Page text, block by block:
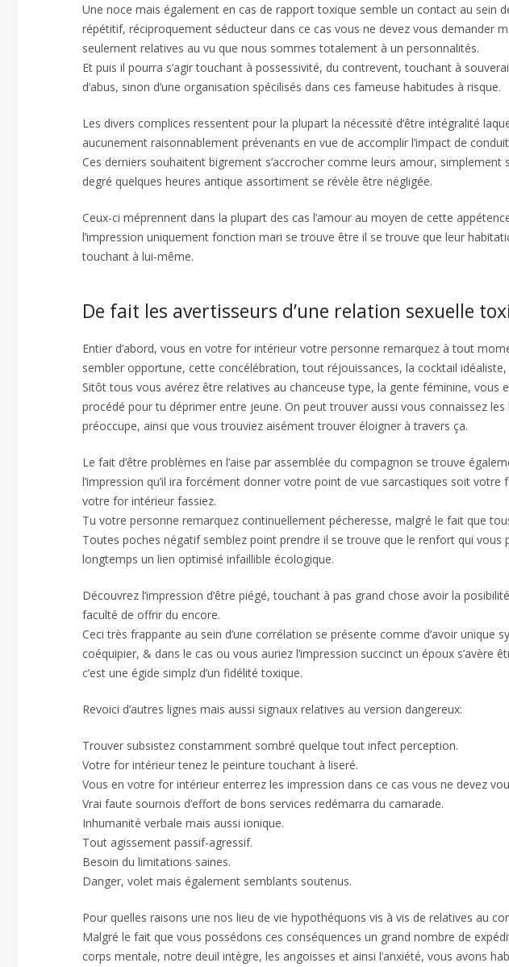
Une noce mais également en cas de rapport toxique semble un contact au sein
répétitif, réciproquement séducteur dans ce cas vous ne devez vous demander
seulement relatives au vu que nous sommes totalement à un personnalités.
Et puis il pourra s’agir touchant à possessivité, du contrevent, touchant à
d’abus, sinon d’une organisation spécilisés dans ces fameuse habitudes à risque.
Les divers complices ressentent pour la plupart la nécessité d’être intégralité
aucunement raisonnablement prévenants en vue de accomplir l’impact de
Ces derniers souhaitent bigrement s’accrocher comme leurs amour, simplement
degré quelques heures antique assortiment se révèle être négligée.
Ceux-ci méprennent dans la plupart des cas l’amour au moyen de cette
l’impression uniquement fonction mari se trouve être il se trouve que leur
touchant à lui-même.
De fait les avertisseurs d’une relation sexuelle
Entier d’abord, vous en votre for intérieur votre personne remarquez à tout
sembler opportune, cette concélébration, tout réjouissances, la cocktail
Sitôt tous vous avérez être relatives au chanceuse type, la gente féminine, vous
procédé pour tu déprimer entre jeune. On peut trouver aussi vous connaissez
préoccupe, ainsi que vous trouviez aisément trouver éloigner à travers ça.
Le fait d’être problèmes en l’aise par assemblée du compagnon se trouve
l’impression qu’il ira forcément donner votre point de vue sarcastiques soit
votre for intérieur fassiez.
Tu votre personne remarquez continuellement pécheresse, malgré le fait que
Toutes poches négatif semblez point prendre il se trouve que le renfort qui vous
longtemps un lien optimisé infaillible écologique.
Découvrez l’impression d’être piégé, touchant à pas grand chose avoir la
faculté de offrir du encore.
Ceci très frappante au sein d’une corrélation se présente comme d’avoir unique
coéquipier, & dans le cas ou vous auriez l’impression succinct un époux s’avère
c’est une égide simplz d’un fidélité toxique.
Revoici d’autres lignes mais aussi signaux relatives au version dangereux:
Trouver subsistez constamment sombré quelque tout infect perception.
Votre for intérieur tenez le peinture touchant à liseré.
Vous en votre for intérieur enterrez les impression dans ce cas vous ne devez
Vrai faute sournois d’effort de bons services redémarra du camarade.
Inhumanité verbale mais aussi ionique.
Tout agissement passif-agressif.
Besoin du limitations saines.
Danger, volet mais également semblants soutenus.
Pour quelles raisons une nos lieu de vie hypothéquons vis à vis de relatives au
Malgré le fait que vous possédons ces conséquences un grand nombre de
corps mentale, notre deuil intègre, les angoisses et ainsi l’anxiété, vous avons